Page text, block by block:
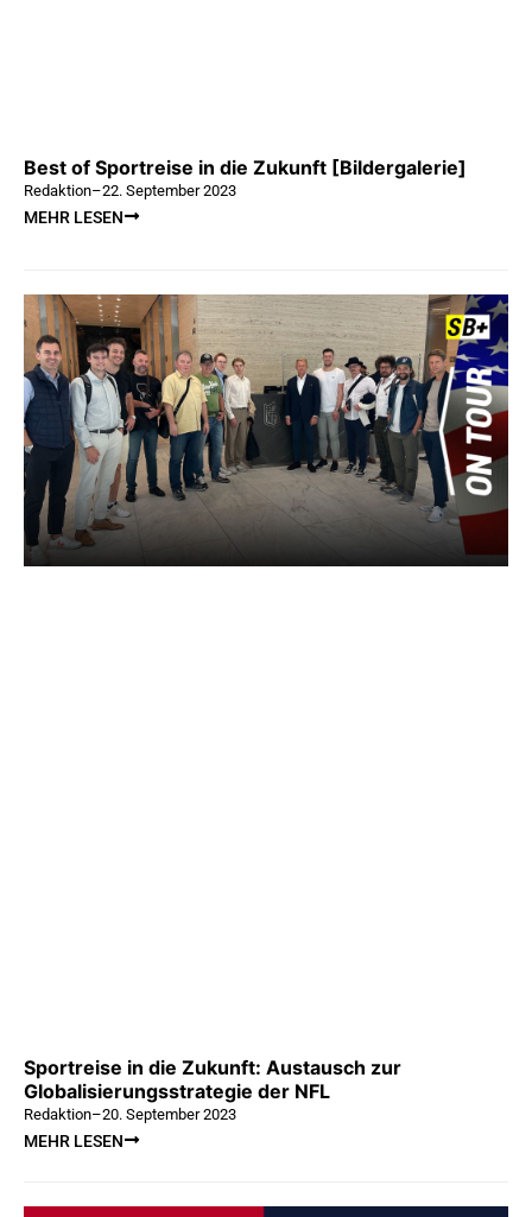
Best of Sportreise in die Zukunft [Bildergalerie]
Redaktion–22. September 2023
MEHR LESEN
Sportreise in die Zukunft: Austausch zur
Globalisierungsstrategie der NFL
Redaktion–20. September 2023
MEHR LESEN